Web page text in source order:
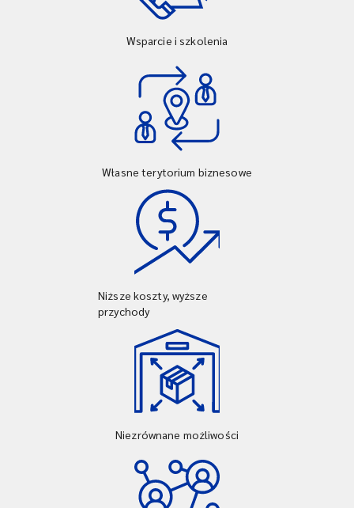
Wsparcie i szkolenia
Własne terytorium biznesowe
Niższe koszty, wyższe
przychody
Niezrównane możliwości